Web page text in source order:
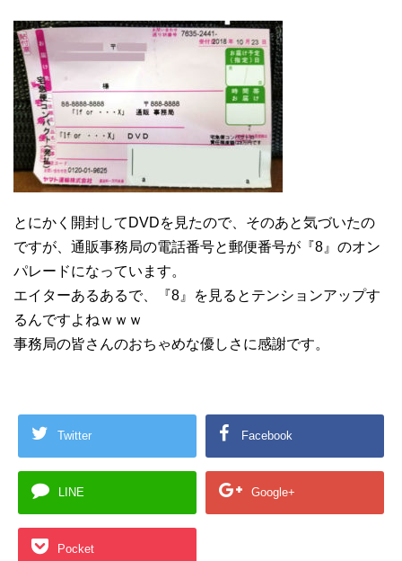
とにかく開封してDVDを見たので、そのあと気づいたの
ですが、通販事務局の電話番号と郵便番号が『8』のオン
パレードになっています。
エイターあるあるで、『8』を見るとテンションアップす
るんですよねｗｗｗ
事務局の皆さんのおちゃめな優しさに感謝です。
Twitter Facebook
LINE Google+
Pocket